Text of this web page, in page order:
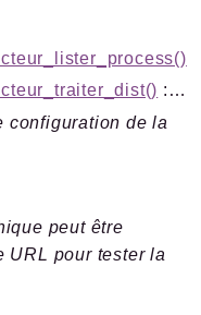
: array<string|int, mixed>
configuration de la
peut être
URL pour tester la